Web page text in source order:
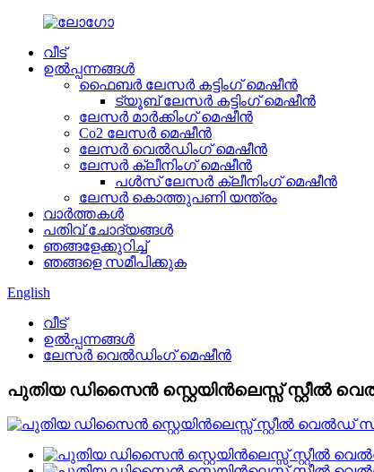
വീട്
ഉൽപ്പന്നങ്ങൾ
ഫൈബർ ലേസർ കട്ടിംഗ് മെഷീൻ
ട്യൂബ് ലേസർ കട്ടിംഗ് മെഷീൻ
ലേസർ മാർക്കിംഗ് മെഷീൻ
Co2 ലേസർ മെഷീൻ
ലേസർ വെൽഡിംഗ് മെഷീൻ
ലേസർ ക്ലീനിംഗ് മെഷീൻ
പൾസ് ലേസർ ക്ലീനിംഗ് മെഷീൻ
ലേസർ കൊത്തുപണി യന്ത്രം
വാർത്തകൾ
പതിവ് ചോദ്യങ്ങൾ
ഞങ്ങളേക്കുറിച്ച്
ഞങ്ങളെ സമീപിക്കുക
English
വീട്
ഉൽപ്പന്നങ്ങൾ
ലേസർ വെൽഡിംഗ് മെഷീൻ
പുതിയ ഡിസൈൻ സ്റ്റെയിൻലെസ്സ് സ്റ്റീൽ